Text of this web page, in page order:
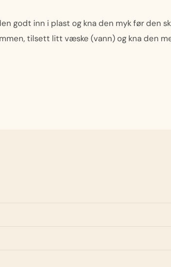
godt inn i plast og kna den myk før den
tilsett litt væske (vann) og kna den